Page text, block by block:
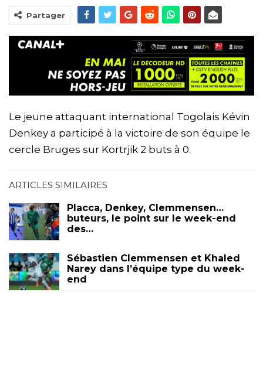
Partager
Le jeune attaquant international Togolais Kévin
Denkey a participé à la victoire de son équipe le
cercle Bruges sur Kortrjik 2 buts à 0.
ARTICLES SIMILAIRES
Placca, Denkey, Clemmensen…
buteurs, le point sur le week-end
des…
Sébastien Clemmensen et Khaled
Narey dans l’équipe type du week-
end